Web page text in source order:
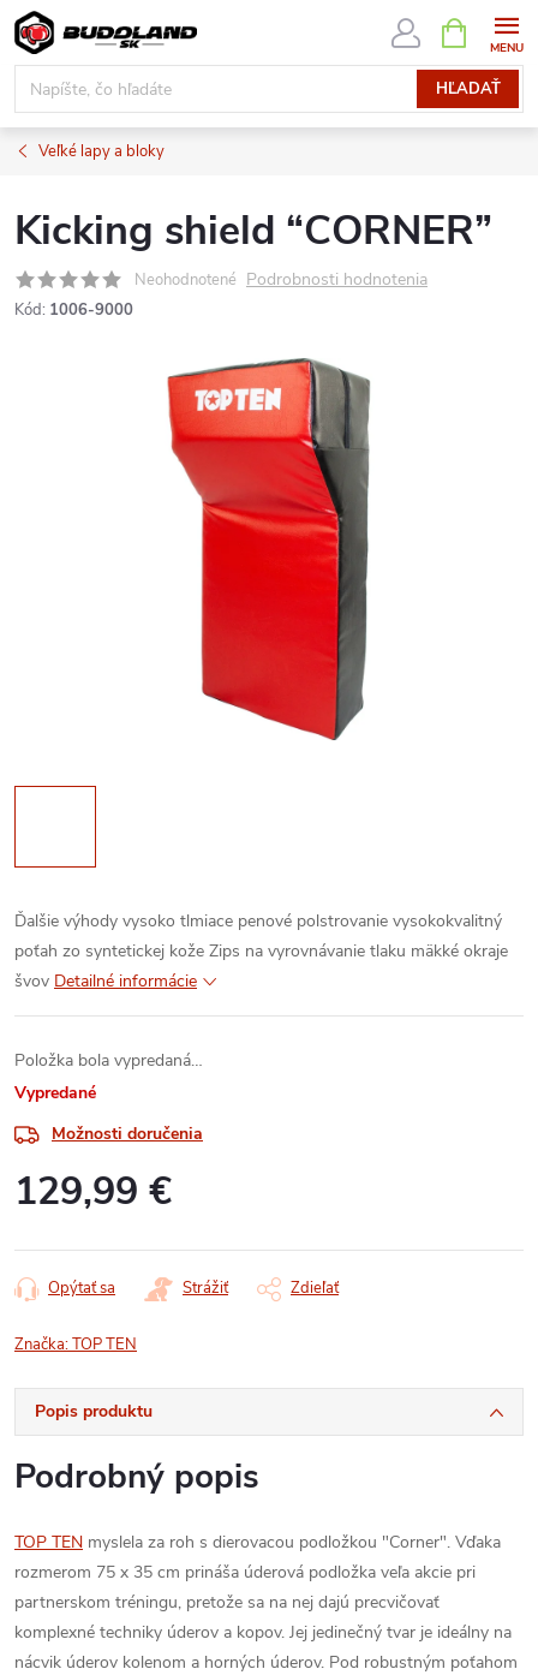
Prejsť
na
obsah
HĽADAŤ
KOŠÍK
Veľké lapy a bloky
Kicking shield “CORNER”
Neohodnotené Podrobnosti hodnotenia
Kód: 1006-9000
Ďalšie výhody vysoko tlmiace penové polstrovanie vysokokvalitný
poťah zo syntetickej kože Zips na vyrovnávanie tlaku mäkké okraje
švov Detailné informácie
Položka bola vypredaná…
Vypredané
Možnosti doručenia
129,99 €
cena:
Opýtať sa Strážiť Zdieľať
Značka:TOP TEN
Popis produktu
Podrobný popis
TOP TEN myslela za roh s dierovacou podložkou "Corner". Vďaka
rozmerom 75 x 35 cm prináša úderová podložka veľa akcie pri
partnerskom tréningu, pretože sa na nej dajú precvičovať
komplexné techniky úderov a kopov. Jej jedinečný tvar je ideálny na
nácvik úderov kolenom a horných úderov. Pod robustným poťahom